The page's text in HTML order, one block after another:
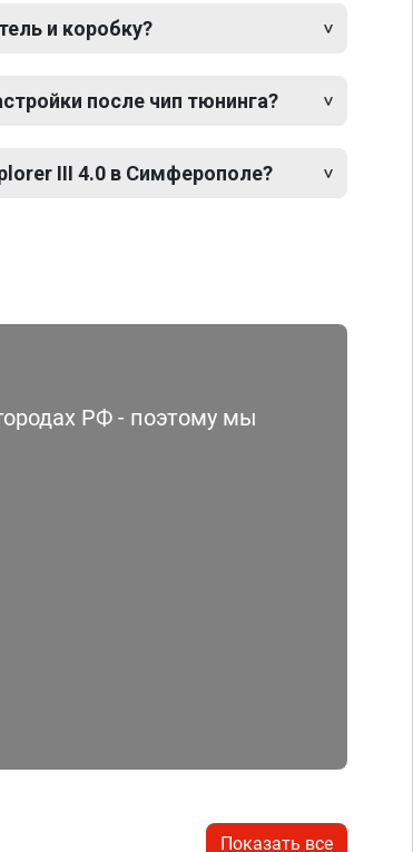
и коробку?
после чип тюнинга?
III 4.0 в Симферополе?
РФ - поэтому мы
Показать все